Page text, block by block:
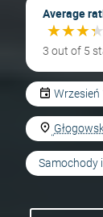
Average
★★★★
★★★★
3 out of 5
Wrzesień
Samochody